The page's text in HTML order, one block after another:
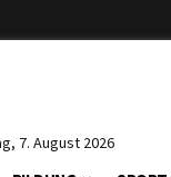
7. August 2026